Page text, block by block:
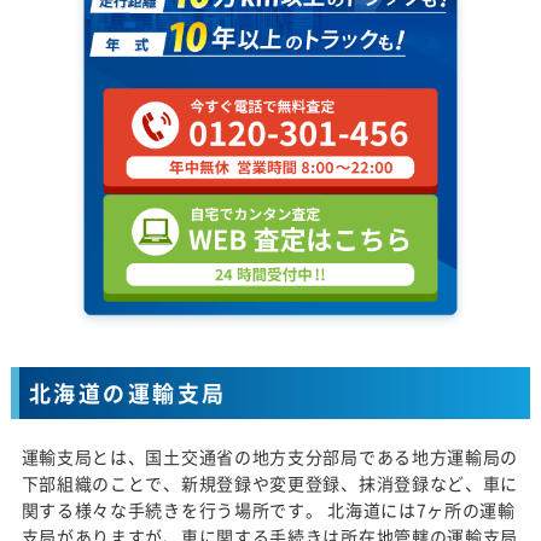
北海道の運輸支局
運輸支局とは、国土交通省の地方支分部局である地方運輸局の
下部組織のことで、新規登録や変更登録、抹消登録など、車に
関する様々な手続きを行う場所です。 北海道には7ヶ所の運輸
支局がありますが、車に関する手続きは所在地管轄の運輸支局